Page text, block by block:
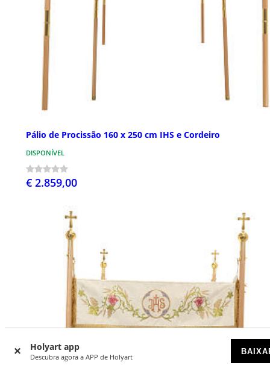
Holyart app
Descubra agora a APP de Holyart
Pálio de Procissão 160 x 250 cm IHS e Cordeiro
DISPONÍVEL
€ 2.859,00